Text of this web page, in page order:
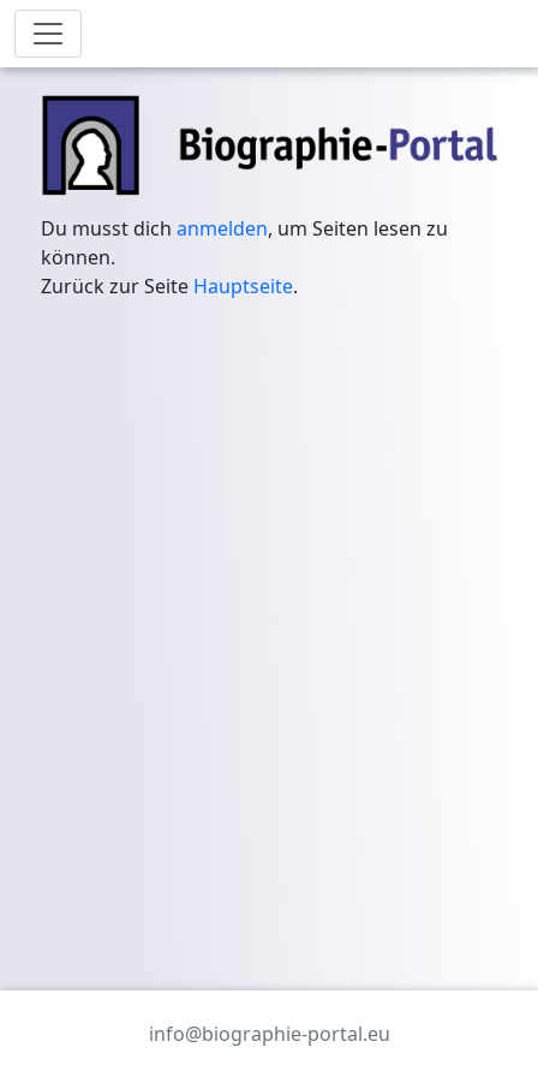
Du musst dichanmelden, um Seiten lesen zu
können.
Zurück zur Seite Hauptseite.
info@biographie-portal.eu